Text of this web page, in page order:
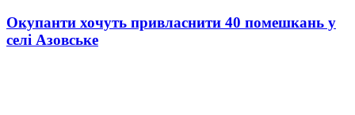
Окупанти хочуть привласнити 40 помешкань у
селі Азовське